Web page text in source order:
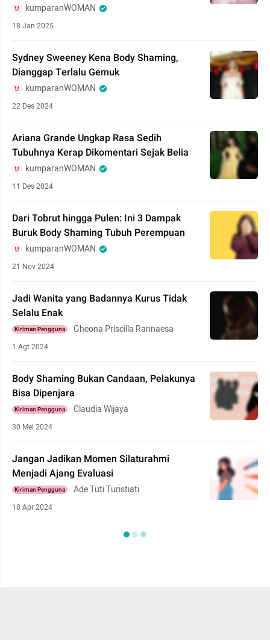
kumparanWOMAN
18 Jan 2025
Sydney Sweeney Kena Body Shaming,
Dianggap Terlalu Gemuk
kumparanWOMAN
22 Des 2024
Ariana Grande Ungkap Rasa Sedih
Tubuhnya Kerap Dikomentari Sejak Belia
kumparanWOMAN
11 Des 2024
Dari Tobrut hingga Pulen: Ini 3 Dampak
Buruk Body Shaming Tubuh Perempuan
kumparanWOMAN
21 Nov 2024
Jadi Wanita yang Badannya Kurus Tidak
Selalu Enak
Kiriman Pengguna Gheona Priscilla Rannaesa
1 Agt 2024
Body Shaming Bukan Candaan, Pelakunya
Bisa Dipenjara
Kiriman Pengguna Claudia Wijaya
30 Mei 2024
Jangan Jadikan Momen Silaturahmi
Menjadi Ajang Evaluasi
Kiriman Pengguna Ade Tuti Turistiati
18 Apr 2024